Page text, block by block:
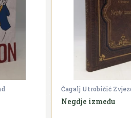
Čagalj Utrobičić
Negdje između